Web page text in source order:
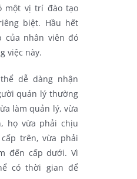
một vị trí đào tạo
biệt. Hầu hết
của nhân viên đó
việc này.
dễ dàng nhận
quản lý thường
làm quản lý, vừa
họ vừa phải chịu
trên, vừa phải
đến cấp dưới. Vì
có thời gian để